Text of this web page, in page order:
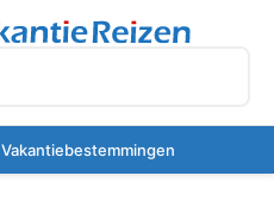
Vakantiebestemmingen